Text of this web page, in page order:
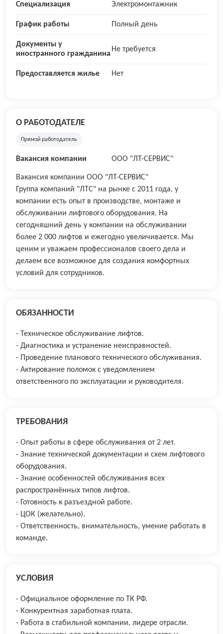
Специализация Электромонтажник
График работы Полный день
Документы у
иностранного гражданина
Не требуется
Предоставляется жилье Нет
О РАБОТОДАТЕЛЕ
Прямой работодатель
Вакансия компании ООО "ЛТ-СЕРВИС"
Вакансия компании ООО "ЛТ-СЕРВИС"
Группа компаний "ЛТС" на рынке с 2011 года, у
компании есть опыт в производстве, монтаже и
обслуживании лифтового оборудования. На
сегодняшний день у компании на обслуживании
более 2 000 лифтов и ежегодно увеличивается. Мы
ценим и уважаем профессионалов своего дела и
делаем все возможное для создания комфортных
условий для сотрудников.
ОБЯЗАННОСТИ
- Техническое обслуживание лифтов.
- Диагностика и устранение неисправностей.
- Проведение планового технического обслуживания.
- Актирование поломок с уведомлением
ответственного по эксплуатации и руководителя.
ТРЕБОВАНИЯ
- Опыт работы в сфере обслуживания от 2 лет.
- Знание технической документации и схем лифтового
оборудования.
- Знание особенностей обслуживания всех
распространённых типов лифтов.
- Готовность к разъездной работе.
- ЦОК (желательно).
- Ответственность, внимательность, умение работать в
команде.
УСЛОВИЯ
- Официальное оформление по ТК РФ.
- Конкурентная заработная плата.
- Работа в стабильной компании, лидере отрасли.